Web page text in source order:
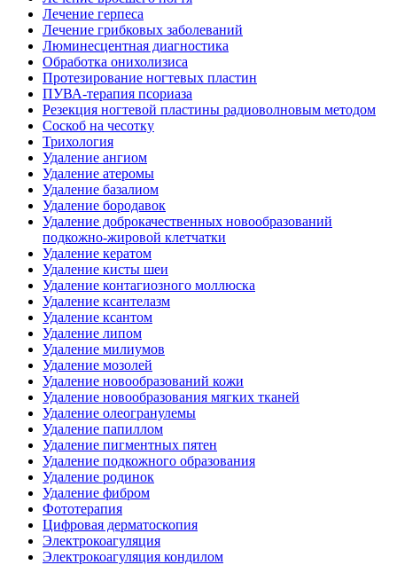
Лечение герпеса
Лечение грибковых заболеваний
Люминесцентная диагностика
Обработка онихолизиса
Протезирование ногтевых пластин
ПУВА-терапия псориаза
Резекция ногтевой пластины радиоволновым методом
Соскоб на чесотку
Трихология
Удаление ангиом
Удаление атеромы
Удаление базалиом
Удаление бородавок
Удаление доброкачественных новообразований
подкожно-жировой клетчатки
Удаление кератом
Удаление кисты шеи
Удаление контагиозного моллюска
Удаление ксантелазм
Удаление ксантом
Удаление липом
Удаление милиумов
Удаление мозолей
Удаление новообразований кожи
Удаление новообразования мягких тканей
Удаление олеогранулемы
Удаление папиллом
Удаление пигментных пятен
Удаление подкожного образования
Удаление родинок
Удаление фибром
Фототерапия
Цифровая дерматоскопия
Электрокоагуляция
Электрокоагуляция кондилом